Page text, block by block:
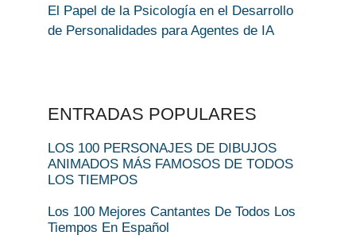
El Papel de la Psicología en el Desarrollo
de Personalidades para Agentes de IA
ENTRADAS POPULARES
LOS 100 PERSONAJES DE DIBUJOS
ANIMADOS MÁS FAMOSOS DE TODOS
LOS TIEMPOS
Los 100 Mejores Cantantes De Todos Los
Tiempos En Español